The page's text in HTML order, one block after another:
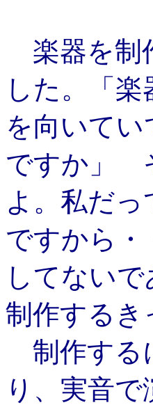
楽器を制
した。「
を向いて
ですか」
よ。私だ
ですから
してない
制作するき
制作する
り、実音